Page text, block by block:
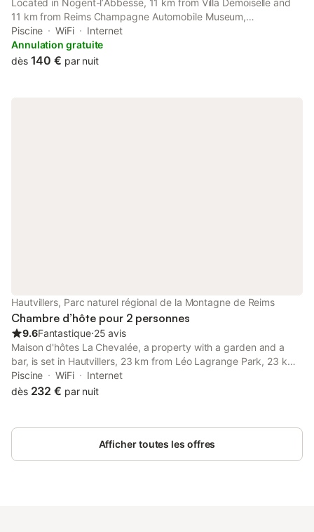
Located in Nogent-lʼAbbesse, 11 km from Villa Demoiselle and
11 km from Reims Champagne Automobile Museum,
Les3Jchambresdhotes provides spacious air-conditioned
accommodation with a terrace and free WiFi.
Piscine WiFi
Internet
Annulation gratuite
dès 140 € par nuit
Hautvillers, Parc naturel régional de la Montagne de Reims
Chambre d’hôte pour 2 personnes
9.6Fantastique⋅25 avis
Maison d'hôtes La Chevalée, a property with a garden and a
bar, is set in Hautvillers, 23 km from Léo Lagrange Park, 23 km
from Villa Demoiselle, as well as 24 km from Chemin-Vert Garden
City.
Piscine WiFi
Internet
dès 232 € par nuit
Afficher toutes les offres